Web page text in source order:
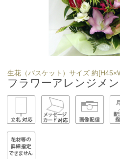
生花（バスケット）サイズ 約
フラワーアレンジメ